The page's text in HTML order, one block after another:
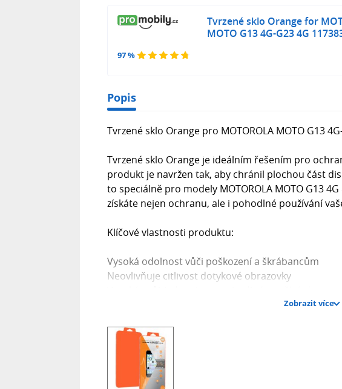
97 %
Tvrzené sklo Orange for
MOTO G13 4G-G23 4G
Popis
Tvrzené sklo Orange pro MOTOROLA MOTO G13
Tvrzené sklo Orange je ideálním řešením pro
produkt je navržen tak, aby chránil plochou část
to speciálně pro modely MOTOROLA MOTO G13
získáte nejen ochranu, ale i pohodlné používání
Klíčové vlastnosti produktu:
Vysoká odolnost vůči poškození a škrábancům
Neovlivňuje citlivost dotykové obrazovky
Ochrana proti mastným stopám a otiskům prstů
Co obsahuje sada?
Tvrzené sklo
Zobrazit více